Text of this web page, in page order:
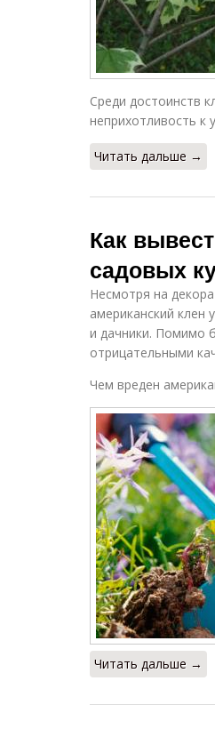
Среди достоинств
неприхотливость к
Читать дальше →
Как
садовых
Несмотря на
американский клен
и дачники. Помимо
отрицательными
Чем вреден
Читать дальше →